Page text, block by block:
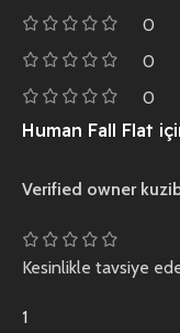
0
0
0
Human Fall Flat
Verified owner
Kesinlikle tavsiye
1